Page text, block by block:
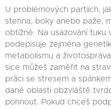
U problémových partiích,
stehna, boky anebo paže,
obtížné. Na usazování
podepisuje zejména
metabolismu a
sice můžeš zaměřit na
práci se stresem a
dané oblasti obzvláště
pohnout. Pokud chceš